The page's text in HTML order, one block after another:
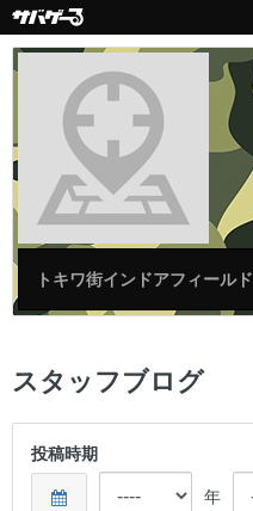
トキワ街インドアフィールド
スタッフブログ
投稿時期
年